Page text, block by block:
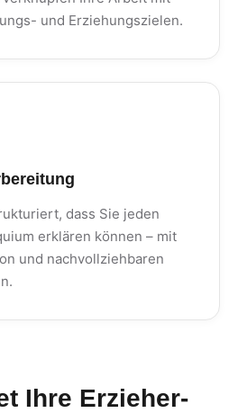
und Erziehungszielen.
dass Sie jeden
erklären können – mit
und nachvollziehbaren
Ihre Erzieher-